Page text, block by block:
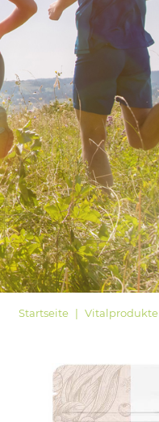
SHOP
Startseite Vitalprodukte